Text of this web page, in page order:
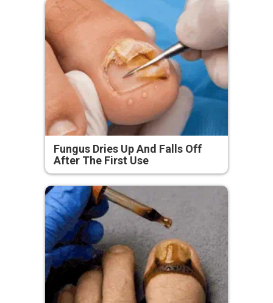
Fungus Dries Up And Falls Off
After The First Use